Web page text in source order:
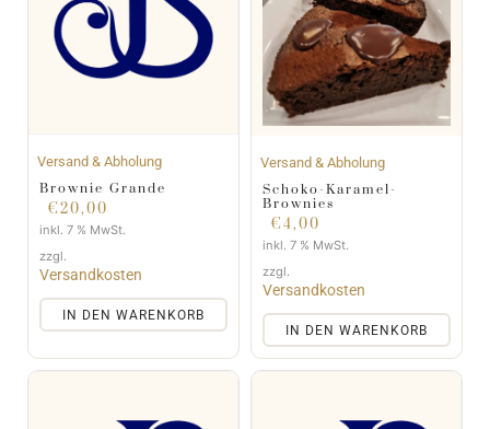
Versand & Abholung
Brownie Grande
€20,00
inkl. 7 % MwSt.
zzgl.
Versandkosten
IN DEN WARENKORB
Versand & Abholung
Schoko-Karamel-
Brownies
€4,00
inkl. 7 % MwSt.
zzgl.
Versandkosten
IN DEN WARENKORB